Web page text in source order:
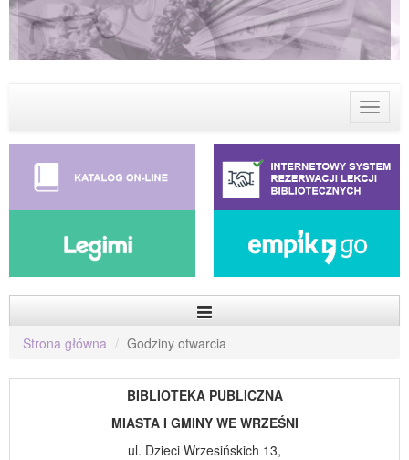
Menu
Strona główna Godziny otwarcia
BIBLIOTEKA PUBLICZNA
MIASTA I GMINY WE WRZEŚNI
ul. Dzieci Wrzesińskich 13,